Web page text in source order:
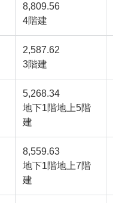
8,809.56
4階建
2,587.62
3階建
5,268.34
地下1階地上5階
建
8,559.63
地下1階地上7階
建